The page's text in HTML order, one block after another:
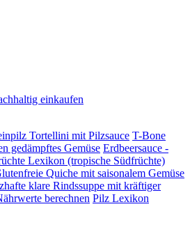
einkaufen
Tortellini mit Pilzsauce T-Bone
gedämpftes Gemüse Erdbeersauce -
Lexikon (tropische Südfrüchte)
Quiche mit saisonalem Gemüse
klare Rindssuppe mit kräftiger
berechnen Pilz Lexikon